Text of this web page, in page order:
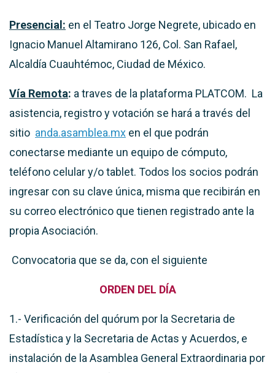
Presencial: en el Teatro Jorge Negrete, ubicado en
Ignacio Manuel Altamirano 126, Col. San Rafael,
Alcaldía Cuauhtémoc, Ciudad de México.
Vía Remota: a traves de la plataforma PLATCOM. La
asistencia, registro y votación se hará a través del
sitio anda.asamblea.mx en el que podrán
conectarse mediante un equipo de cómputo,
teléfono celular y/o tablet. Todos los socios podrán
ingresar con su clave única, misma que recibirán en
su correo electrónico que tienen registrado ante la
propia Asociación.
Convocatoria que se da, con el siguiente
ORDEN DEL DÍA
1.- Verificación del quórum por la Secretaria de
Estadística y la Secretaria de Actas y Acuerdos, e
instalación de la Asamblea General Extraordinaria por